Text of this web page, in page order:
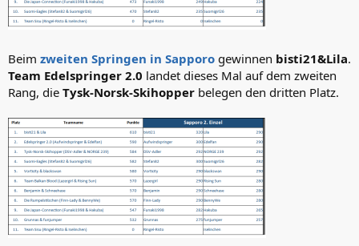
Beim zweiten Springen in Sapporo gewinnen bisti21&Lila.
Team Edelspringer 2.0 landet dieses Mal auf dem zweiten
Rang, die Tysk-Norsk-Skihopper belegen den dritten Platz.